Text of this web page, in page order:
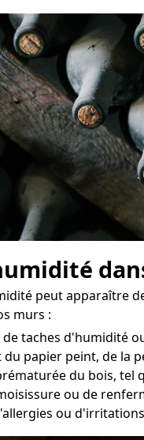
peut apparaître
murs :
taches d'humidité
du papier peint, de la
du bois, tel
ou de
ou